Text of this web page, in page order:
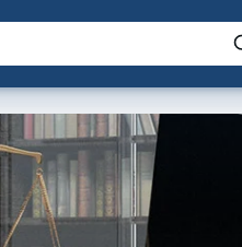
com a IA Buscar no Jus